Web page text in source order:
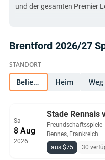
und der gesamten Premier
Tottenham Hotspurum
authentisch und stammen
100% Garantie.
Brentford 2026/27
Beliebig Heim Weg
Sa
8 Aug
2026
Stade Rennais
Freundschaftsspiele
Rennes, Frankreich
aus $75
30